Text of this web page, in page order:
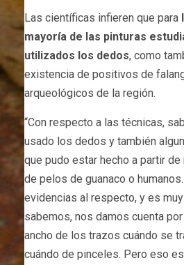
Las científicas infieren que para
mayoría de las pinturas
utilizados los dedos, como
existencia de positivos de
arqueológicos de la región.
“Con respecto a las técnicas,
usado los dedos y también
que pudo estar hecho a partir
de pelos de guanaco o
evidencias al respecto, y es
sabemos, nos damos cuenta
ancho de los trazos cuándo se
cuándo de pinceles. Pero eso